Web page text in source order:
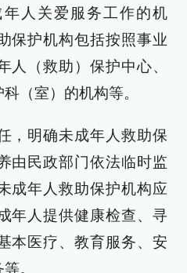
人关爱服务工作的机
保护机构包括按照事业
人（救助）保护中心、
（室）的机构等。
，明确未成年人救助保
由民政部门依法临时监
成年人救助保护机构应
年人提供健康检查、寻
本医疗、教育服务、安
。